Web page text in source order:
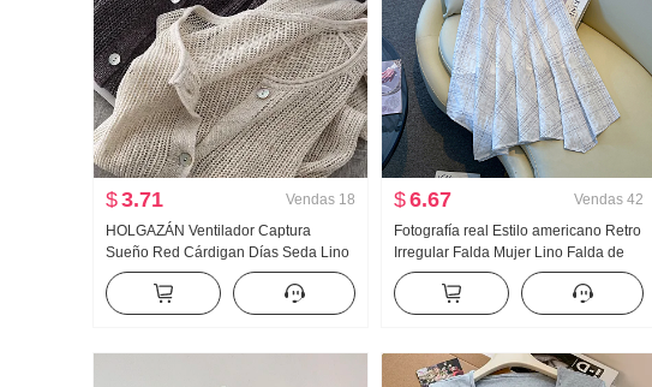
$3.71 Vendas 18
HOLGAZÁN Ventilador Captura
Sueño Red Cárdigan Días Seda Lino
Hecho a mano Selección Agujero
Calado tejido de punto Cárdigan
Mujer Acondicionador de aire Camisa
$6.67 Vendas 42
Fotografía real Estilo americano Retro
Irregular Falda Mujer Lino Falda de
longitud media Cuadros Falda de
línea A Irregular Cola de pez Péndulo
Falda